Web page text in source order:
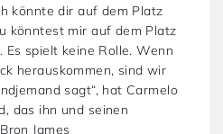
könnte dir auf dem Platz
könntest mir auf dem Platz
Es spielt keine Rolle. Wenn
herauskommen, sind wir
sagt“, hat Carmelo
das ihn und seinen
James